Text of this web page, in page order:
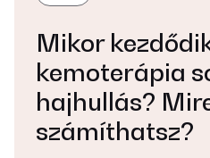
Mikor
kemoterápia
hajhullás?
számíthatsz?